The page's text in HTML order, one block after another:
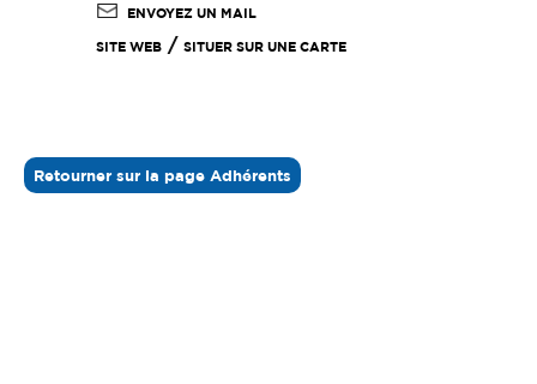
ENVOYEZ UN MAIL
SITE WEB / SITUER SUR UNE CARTE
Retourner sur la page Adhérents